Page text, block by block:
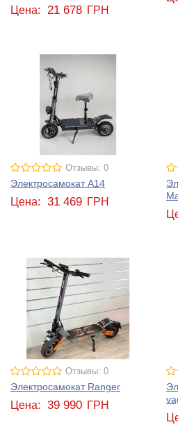
Цена: 21 678 ГРН
Отзывы: 0
Электросамокат A14
Цена: 31 469 ГРН
Отзывы: 0
Электросамокат Ranger
Цена: 39 990 ГРН